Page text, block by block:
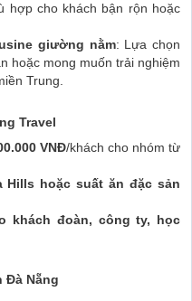
hợp cho khách bận rộn hoặc
giường nằm: Lựa chọn
hoặc mong muốn trải nghiệm
Trung.
Travel
VNĐ/khách cho nhóm từ
Hills hoặc suất ăn đặc sản
khách đoàn, công ty, học
Đà Nẵng